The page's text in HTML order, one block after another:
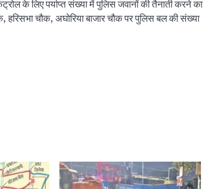
के लिए पर्याप्त संख्या में पुलिस जवानों की तैनाती करने का
हरिसभा चौक, अघोरिया बाजार चौक पर पुलिस बल की संख्या